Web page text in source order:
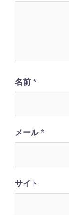
名前 *
メール *
サイト